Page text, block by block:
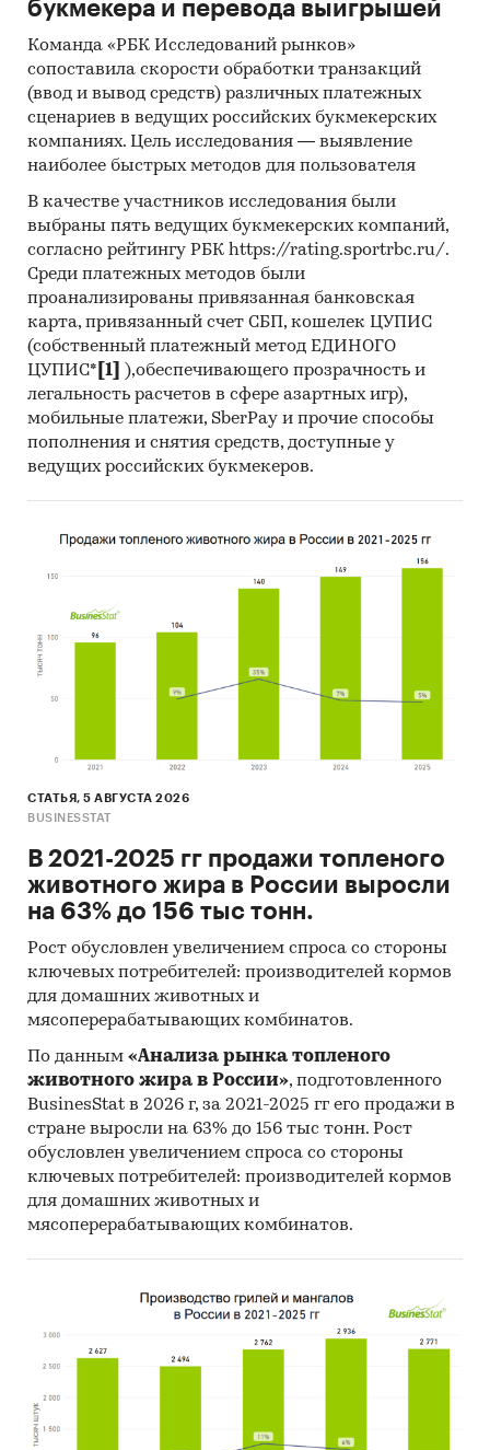
букмекера и перевода выигрышей
Команда «РБК Исследований рынков»
сопоставила скорости обработки транзакций
(ввод и вывод средств) различных платежных
сценариев в ведущих российских букмекерских
компаниях. Цель исследования — выявление
наиболее быстрых методов для пользователя
В качестве участников исследования были
выбраны пять ведущих букмекерских компаний,
согласно рейтингу РБК https://rating.sportrbc.ru/.
Среди платежных методов были
проанализированы привязанная банковская
карта, привязанный счет СБП, кошелек ЦУПИС
(собственный платежный метод ЕДИНОГО
ЦУПИС* [1]
),обеспечивающего прозрачность и
легальность расчетов в сфере азартных игр),
мобильные платежи, SberPay и прочие способы
пополнения и снятия средств, доступные у
ведущих российских букмекеров.
СТАТЬЯ, 5 АВГУСТА 2026
BUSINESSTAT
В 2021-2025 гг продажи топленого
животного жира в России выросли
на 63% до 156 тыс тонн.
Рост обусловлен увеличением спроса со стороны
ключевых потребителей: производителей кормов
для домашних животных и
мясоперерабатывающих комбинатов.
По данным «Анализа рынка топленого
животного жира в России», подготовленного
BusinesStat в 2026 г, за 2021-2025 гг его продажи в
стране выросли на 63% до 156 тыс тонн. Рост
обусловлен увеличением спроса со стороны
ключевых потребителей: производителей кормов
для домашних животных и
мясоперерабатывающих комбинатов.